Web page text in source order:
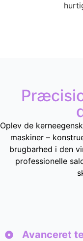
Oplev de
maskiner –
brugbarhed i den
professionelle
Avanceret